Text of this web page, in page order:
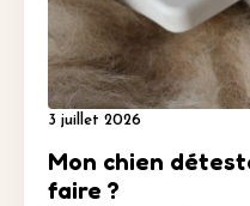
Mon chien
faire ?
3 juillet 2026